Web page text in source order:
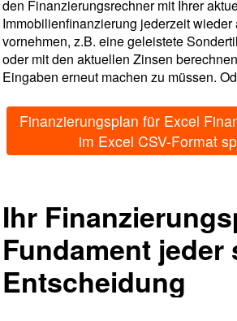
den Finanzierungsrechner mit Ihrer
Immobilienfinanzierung jederzeit wieder
vornehmen, z.B. eine geleistete
oder mit den aktuellen Zinsen
Eingaben erneut machen zu müssen.
Finanzierungsplan für Excel
im Excel CSV-Format
Ihr
Fundament jeder
Entscheidung